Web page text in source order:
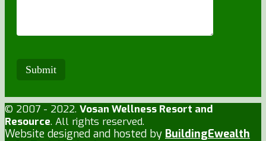
© 2007 - 2022. Vosan Wellness Resort and
Resource. All rights reserved.
Website designed and hosted by BuildingEwealth